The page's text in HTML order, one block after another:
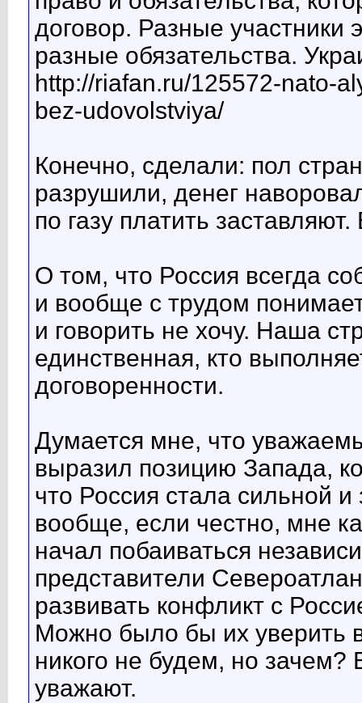
договор. Разные участники
разные обязательства.
http://riafan.ru/125572-nato-
bez-udovolstviya/
Конечно, сделали: пол
разрушили, денег
по газу платить
О том, что Россия всегда
и вообще с трудом
и говорить не хочу. Наша
единственная, кто
договоренности.
Думается мне, что
выразил позицию Запада,
что Россия стала сильной
вообще, если честно, мне
начал побаиваться
представители
развивать конфликт с
Можно было бы их уверить
никого не будем, но зачем?
уважают.